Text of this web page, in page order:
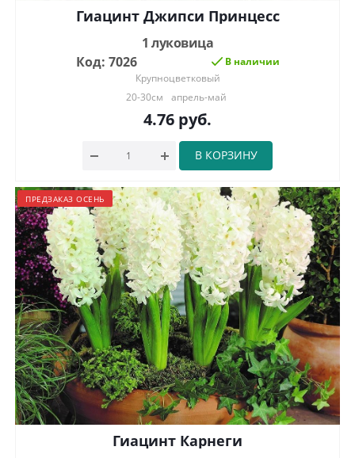
Гиацинт Джипси Принцесс
1 луковица
Код: 7026
В наличии
Крупноцветковый
20-30см
апрель-май
4.76 руб.
В КОРЗИНУ
ПРЕДЗАКАЗ ОСЕНЬ
Гиацинт Карнеги